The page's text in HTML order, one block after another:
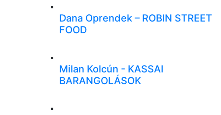
Dana Oprendek – ROBIN STREET
FOOD
Milan Kolcún - KASSAI
BARANGOLÁSOK